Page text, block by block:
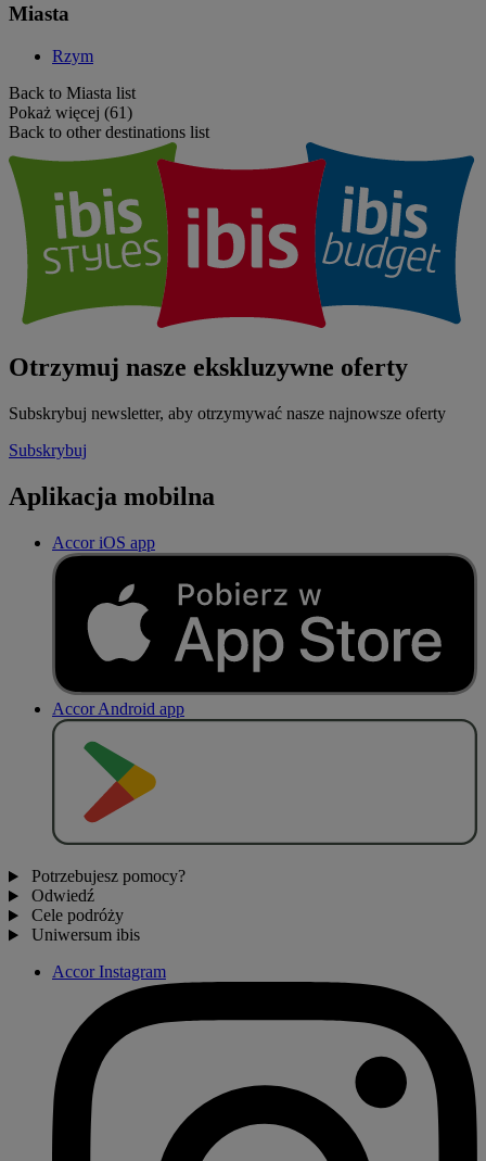
Miasta
Rzym
Back to Miasta list
Pokaż więcej (61)
Back to other destinations list
Otrzymuj nasze ekskluzywne oferty
Subskrybuj newsletter, aby otrzymywać nasze najnowsze oferty
Subskrybuj
Aplikacja mobilna
Accor iOS app
Accor Android app
Potrzebujesz pomocy?
Odwiedź
Cele podróży
Uniwersum ibis
Accor Instagram